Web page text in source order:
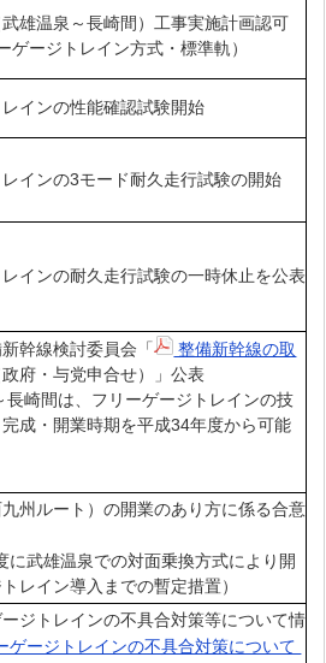
雄温泉～長崎間）工事実施計画認可
ゲージトレイン方式・標準軌）
インの性能確認試験開始
インの3モード耐久走行試験の開始
インの耐久走行試験の一時休止を公表
幹線検討委員会「
整備新幹線の取
政府・与党申合せ）」公表
崎間は、フリーゲージトレインの技
成・開業時期を平成34年度から可能
州ルート）の開業のあり方に係る合意
武雄温泉での対面乗換方式により開
レイン導入までの暫定措置）
ジトレインの不具合対策等について情
ゲージトレインの不具合対策について